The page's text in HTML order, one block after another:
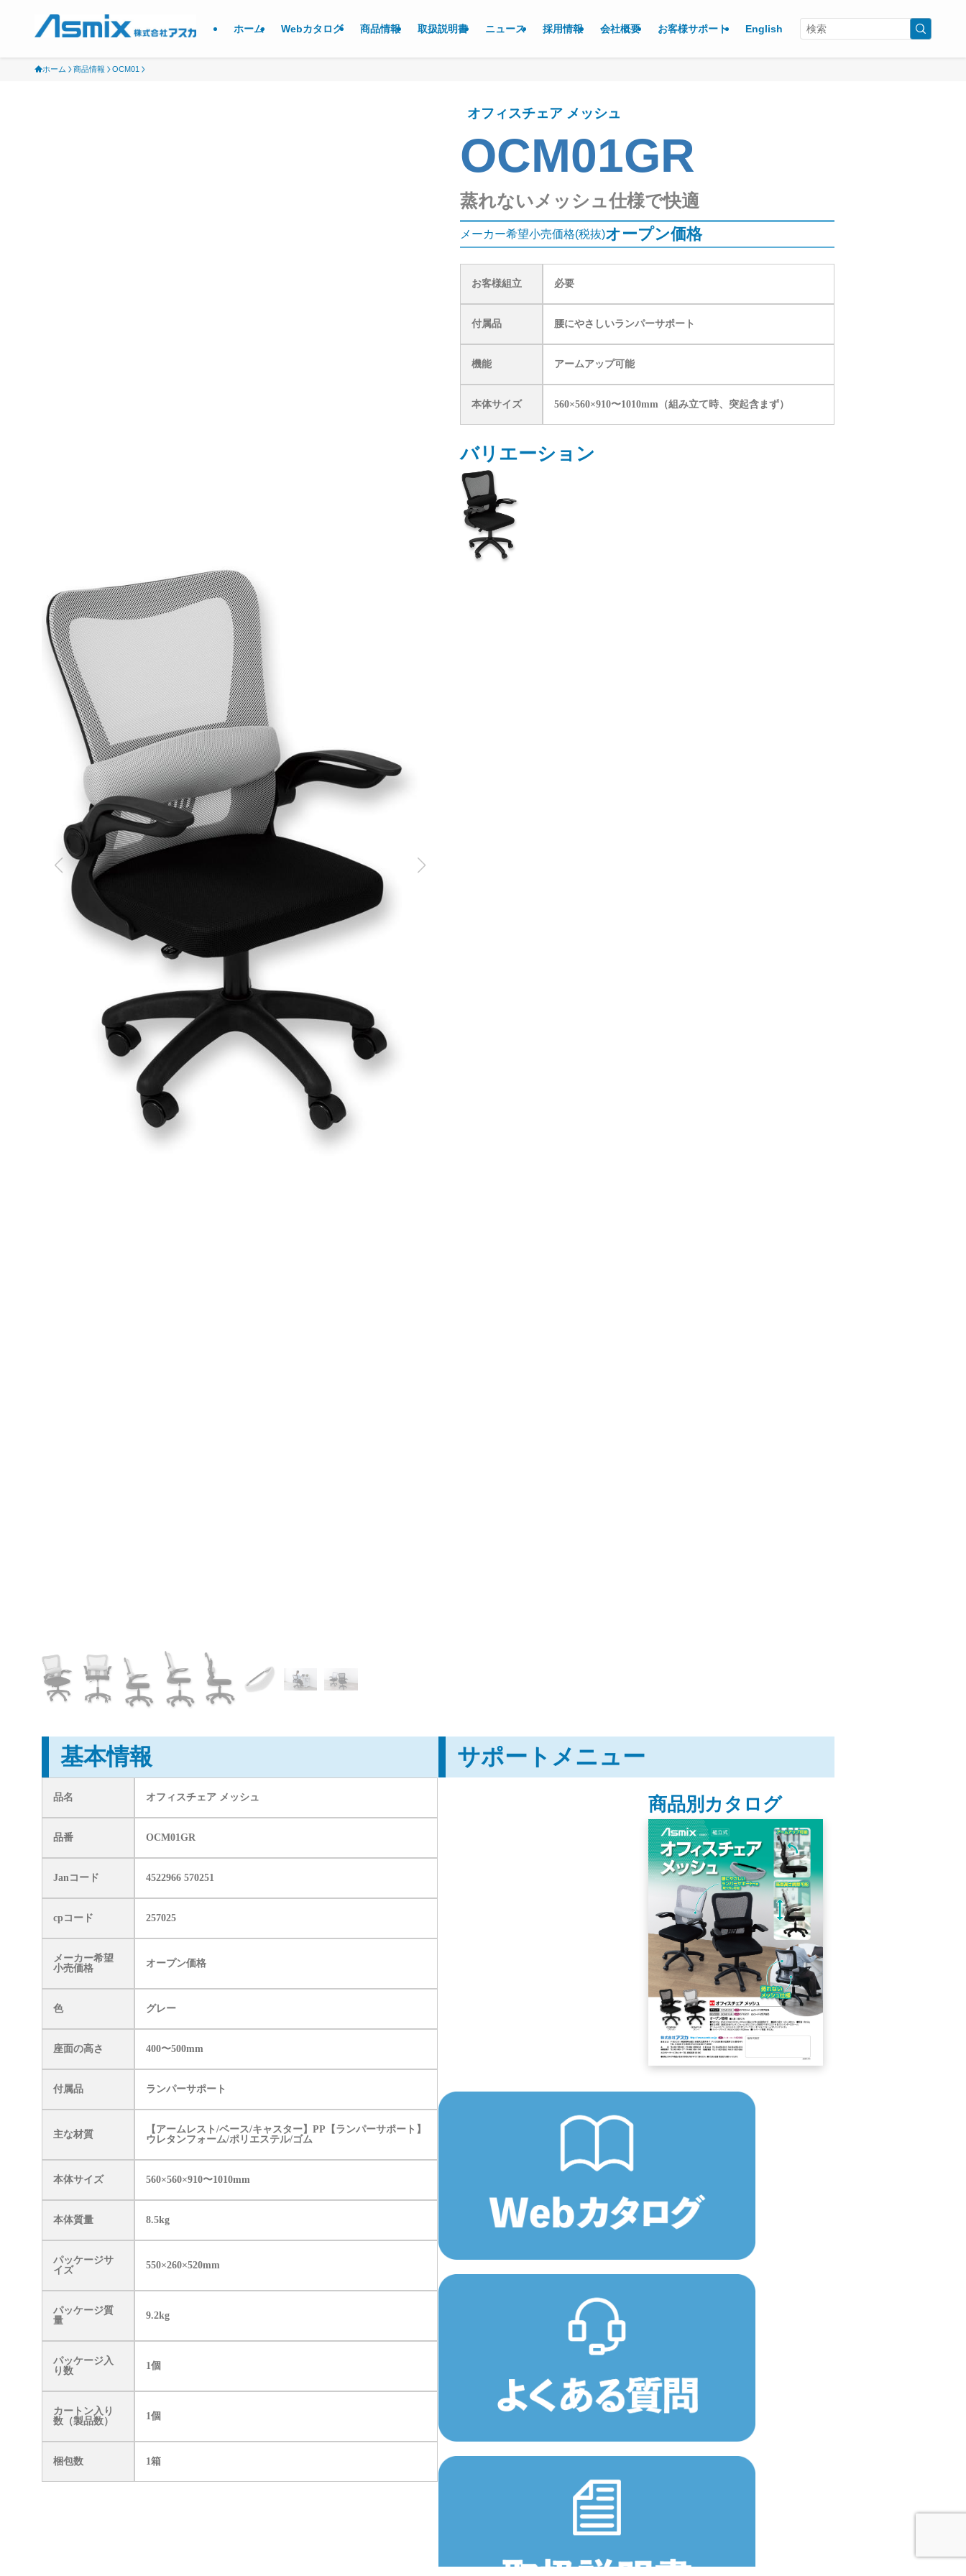
ホーム Webカタログ 商品情報 取扱説明書 ニュース 採用情報 会社概要 お客様サポート English
ホーム 商品情報 OCM01
オフィスチェア メッシュ
OCM01GR
蒸れないメッシュ仕様で快適
メーカー希望小売価格(税抜)オープン価格
お客様組立 必要
付属品 腰にやさしいランパーサポート
機能 アームアップ可能
本体サイズ 560×560×910〜1010mm（組み立て時、突起含まず）
バリエーション
基本情報
品名 オフィスチェア メッシュ
品番 OCM01GR
Janコード 4522966 570251
cpコード 257025
メーカー希望
小売価格
オープン価格
色 グレー
座面の高さ 400〜500mm
付属品 ランパーサポート
主な材質
【アームレスト/ベース/キャスター】PP【ランパーサポート】
ウレタンフォーム/ポリエステル/ゴム
本体サイズ 560×560×910〜1010mm
本体質量 8.5kg
パッケージサ
イズ
550×260×520mm
パッケージ質
量
9.2kg
パッケージ入
り数
1個
カートン入り
数（製品数）
1個
梱包数 1箱
サポートメニュー
商品別カタログ